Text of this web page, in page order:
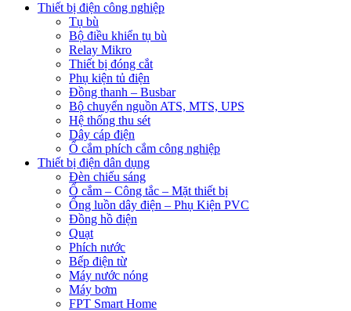
Thiết bị điện công nghiệp
Tụ bù
Bộ điều khiển tụ bù
Relay Mikro
Thiết bị đóng cắt
Phụ kiện tủ điện
Đồng thanh – Busbar
Bộ chuyển nguồn ATS, MTS, UPS
Hệ thống thu sét
Dây cáp điện
Ổ cắm phích cắm công nghiệp
Thiết bị điện dân dụng
Đèn chiếu sáng
Ổ cắm – Công tắc – Mặt thiết bị
Ống luồn dây điện – Phụ Kiện PVC
Đồng hồ điện
Quạt
Phích nước
Bếp điện từ
Máy nước nóng
Máy bơm
FPT Smart Home